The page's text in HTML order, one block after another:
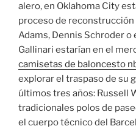
alero, en Oklahoma City
proceso de
Adams, Dennis Schroder
Gallinari estarían en el
camisetas de baloncesto
explorar el traspaso de su
últimos tres años: Russell
tradicionales polos de
el cuerpo técnico del